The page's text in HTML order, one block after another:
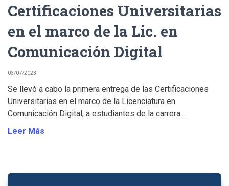
Certificaciones Universitarias
en el marco de la Lic. en
Comunicación Digital
03/07/2023
Se llevó a cabo la primera entrega de las Certificaciones
Universitarias en el marco de la Licenciatura en
Comunicación Digital, a estudiantes de la carrera....
Leer Más